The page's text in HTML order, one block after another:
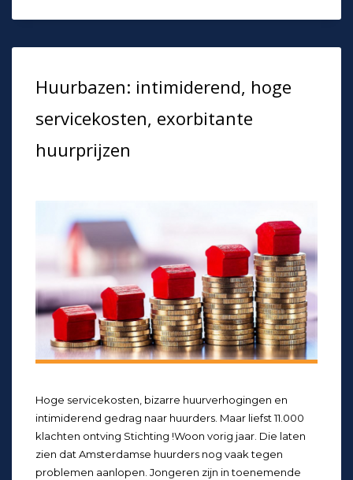
Huurbazen: intimiderend, hoge
servicekosten, exorbitante
huurprijzen
Hoge servicekosten, bizarre huurverhogingen en
intimiderend gedrag naar huurders. Maar liefst 11.000
klachten ontving Stichting !Woon vorig jaar. Die laten
zien dat Amsterdamse huurders nog vaak tegen
problemen aanlopen. Jongeren zijn in toenemende